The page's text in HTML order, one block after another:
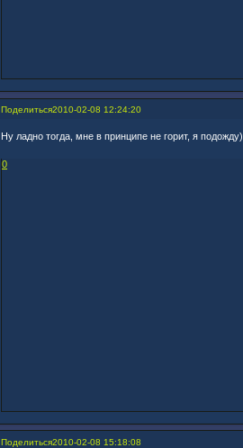
Поделиться2010-02-08 12:24:20
Ну ладно тогда, мне в принципе не горит, я подожду)
0
Поделиться2010-02-08 15:18:08